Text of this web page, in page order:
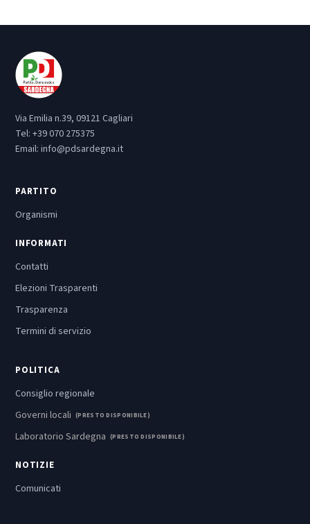
Via Emilia n.39, 09121 Cagliari
Tel: +39 070 275375
Email: info@pdsardegna.it
PARTITO
Organismi
INFORMATI
Contatti
Elezioni Trasparenti
Trasparenza
Termini di servizio
POLITICA
Consiglio regionale
Governi locali (PRESTO DISPONIBILE)
Laboratorio Sardegna (PRESTO DISPONIBILE)
NOTIZIE
Comunicati